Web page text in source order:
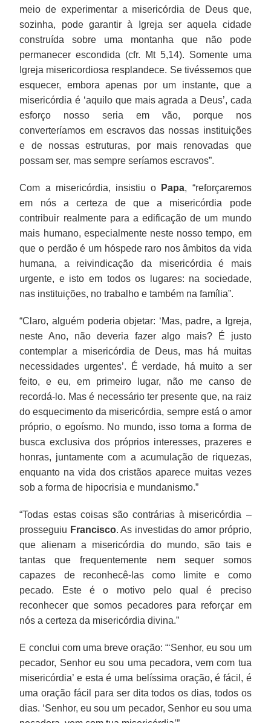
meio de experimentar a misericórdia de Deus que,
sozinha, pode garantir à Igreja ser aquela cidade
construída sobre uma montanha que não pode
permanecer escondida (cfr. Mt 5,14). Somente uma
Igreja misericordiosa resplandece. Se tivéssemos que
esquecer, embora apenas por um instante, que a
misericórdia é ‘aquilo que mais agrada a Deus’, cada
esforço nosso seria em vão, porque nos
converteríamos em escravos das nossas instituições
e de nossas estruturas, por mais renovadas que
possam ser, mas sempre seríamos escravos”.
Com a misericórdia, insistiu o Papa, “reforçaremos
em nós a certeza de que a misericórdia pode
contribuir realmente para a edificação de um mundo
mais humano, especialmente neste nosso tempo, em
que o perdão é um hóspede raro nos âmbitos da vida
humana, a reivindicação da misericórdia é mais
urgente, e isto em todos os lugares: na sociedade,
nas instituições, no trabalho e também na família”.
“Claro, alguém poderia objetar: ‘Mas, padre, a Igreja,
neste Ano, não deveria fazer algo mais? É justo
contemplar a misericórdia de Deus, mas há muitas
necessidades urgentes’. É verdade, há muito a ser
feito, e eu, em primeiro lugar, não me canso de
recordá-lo. Mas é necessário ter presente que, na raiz
do esquecimento da misericórdia, sempre está o amor
próprio, o egoísmo. No mundo, isso toma a forma de
busca exclusiva dos próprios interesses, prazeres e
honras, juntamente com a acumulação de riquezas,
enquanto na vida dos cristãos aparece muitas vezes
sob a forma de hipocrisia e mundanismo.”
“Todas estas coisas são contrárias à misericórdia –
prosseguiu Francisco. As investidas do amor próprio,
que alienam a misericórdia do mundo, são tais e
tantas que frequentemente nem sequer somos
capazes de reconhecê-las como limite e como
pecado. Este é o motivo pelo qual é preciso
reconhecer que somos pecadores para reforçar em
nós a certeza da misericórdia divina.”
E conclui com uma breve oração: “‘Senhor, eu sou um
pecador, Senhor eu sou uma pecadora, vem com tua
misericórdia’ e esta é uma belíssima oração, é fácil, é
uma oração fácil para ser dita todos os dias, todos os
dias. ‘Senhor, eu sou um pecador, Senhor eu sou uma